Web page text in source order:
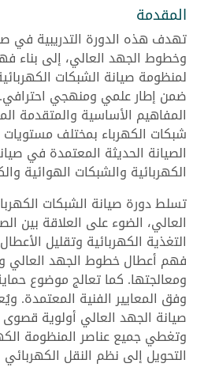
المقدمة
تهدف هذه الدورة التدريبية في
وخطوط الجهد العالي، إلى بناء
لمنظومة صيانة الشبكات
ضمن إطار علمي ومنهجي
المفاهيم الأساسية والمتقدمة
شبكات الكهرباء بمختلف مستويات
الصيانة الحديثة المعتمدة في
الكهربائية والشبكات الهوائية
تسلط دورة صيانة الشبكات
العالي، الضوء على العلاقة بين
التغذية الكهربائية وتقليل
فهم أعطال خطوط الجهد العالي
ومعالجتها. كما تعالج موضوع
وفق المعايير الفنية المعتمدة.
صيانة الجهد العالي أولوية
وتغطي جميع عناصر المنظومة
التحويل إلى نظم النقل